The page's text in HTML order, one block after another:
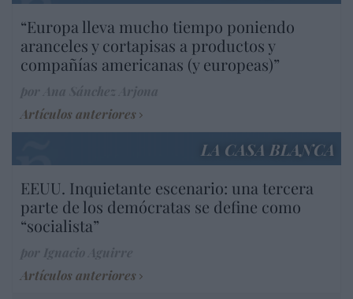
“Europa lleva mucho tiempo poniendo
aranceles y cortapisas a productos y
compañías americanas (y europeas)”
Artículos anteriores
LA CASA BLANCA
EEUU. Inquietante escenario: una tercera
parte de los demócratas se define como
“socialista”
Artículos anteriores